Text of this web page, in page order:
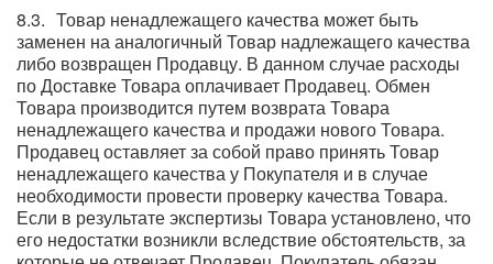
Товар ненадлежащего качества может быть
заменен на аналогичный Товар надлежащего качества
либо возвращен Продавцу. В данном случае расходы
по Доставке Товара оплачивает Продавец. Обмен
Товара производится путем возврата Товара
ненадлежащего качества и продажи нового Товара.
Продавец оставляет за собой право принять Товар
ненадлежащего качества у Покупателя и в случае
необходимости провести проверку качества Товара.
Если в результате экспертизы Товара установлено, что
его недостатки возникли вследствие обстоятельств, за